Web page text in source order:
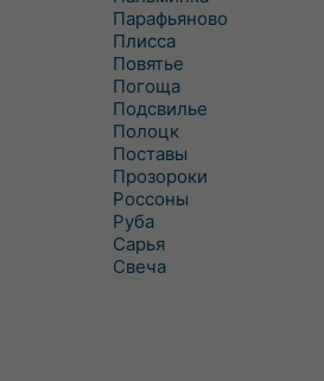
Парафьяново
Плисса
Повятье
Погоща
Подсвилье
Полоцк
Поставы
Прозороки
Россоны
Руба
Сарья
Свеча